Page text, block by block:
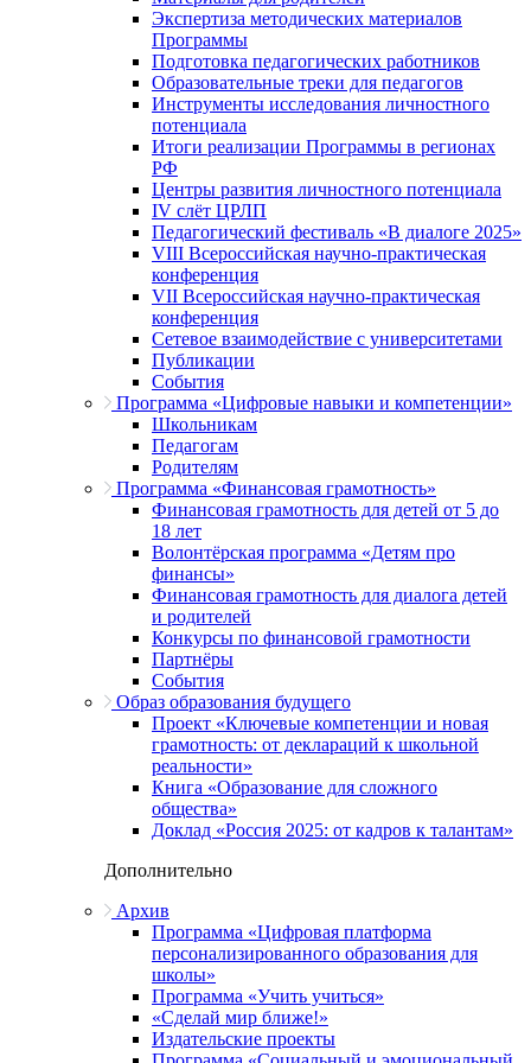
Экспертиза методических материалов
Программы
Подготовка педагогических работников
Образовательные треки для педагогов
Инструменты исследования личностного
потенциала
Итоги реализации Программы в регионах
РФ
Центры развития личностного потенциала
IV слёт ЦРЛП
Педагогический фестиваль «В диалоге 2025»
VIII Всероссийская научно-практическая
конференция
VII Всероссийская научно-практическая
конференция
Сетевое взаимодействие с университетами
Публикации
События
Программа «Цифровые навыки и компетенции»
Школьникам
Педагогам
Родителям
Программа «Финансовая грамотность»
Финансовая грамотность для детей от 5 до
18 лет
Волонтёрская программа «Детям про
финансы»
Финансовая грамотность для диалога детей
и родителей
Конкурсы по финансовой грамотности
Партнёры
События
Образ образования будущего
Проект «Ключевые компетенции и новая
грамотность: от деклараций к школьной
реальности»
Книга «Образование для сложного
общества»
Доклад «Россия 2025: от кадров к талантам»
Дополнительно
Архив
Программа «Цифровая платформа
персонализированного образования для
школы»
Программа «Учить учиться»
«Сделай мир ближе!»
Издательские проекты